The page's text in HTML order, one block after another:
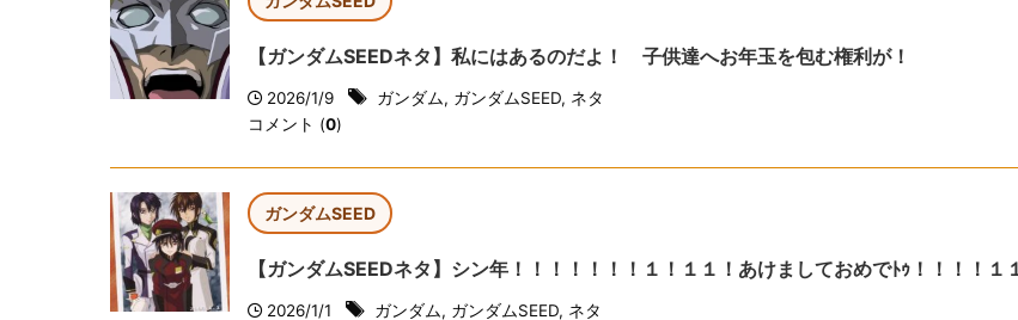
【ガンダムSEEDネタ】私にはあるのだよ！ 子供達へお年玉を包む権利が！
2026/1/9 ガンダム, ガンダムSEED, ネタ
コメント (0)
ガンダムSEED
【ガンダムSEEDネタ】シン年！！！！！！！１！１１！あけましておめでﾄｩ！！！！１
2026/1/1 ガンダム, ガンダムSEED, ネタ